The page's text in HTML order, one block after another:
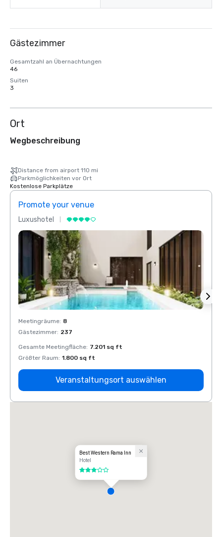
Gästezimmer
Gesamtzahl an Übernachtungen
46
Suiten
3
Ort
Wegbeschreibung
Distance from airport 110 mi
Parkmöglichkeiten vor Ort
Kostenlose Parkplätze
Promote your venue
Luxushotel
Meetingräume: 8
Gästezimmer: 237
Gesamte Meetingfläche: 7.201 sq ft
Größter Raum: 1.800 sq ft
Veranstaltungsort auswählen
Best Western Rama Inn
Hotel
3 von 5